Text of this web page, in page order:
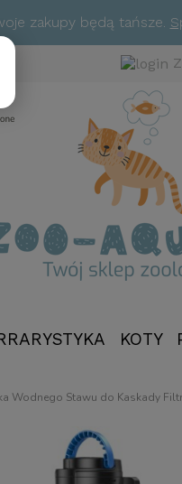
zakupy będą tańsze.
KOTY
Wodnego Stawu do Kaskady